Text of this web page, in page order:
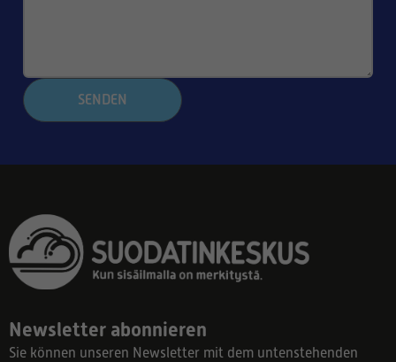
SENDEN
Newsletter abonnieren
Sie können unseren Newsletter mit dem untenstehenden